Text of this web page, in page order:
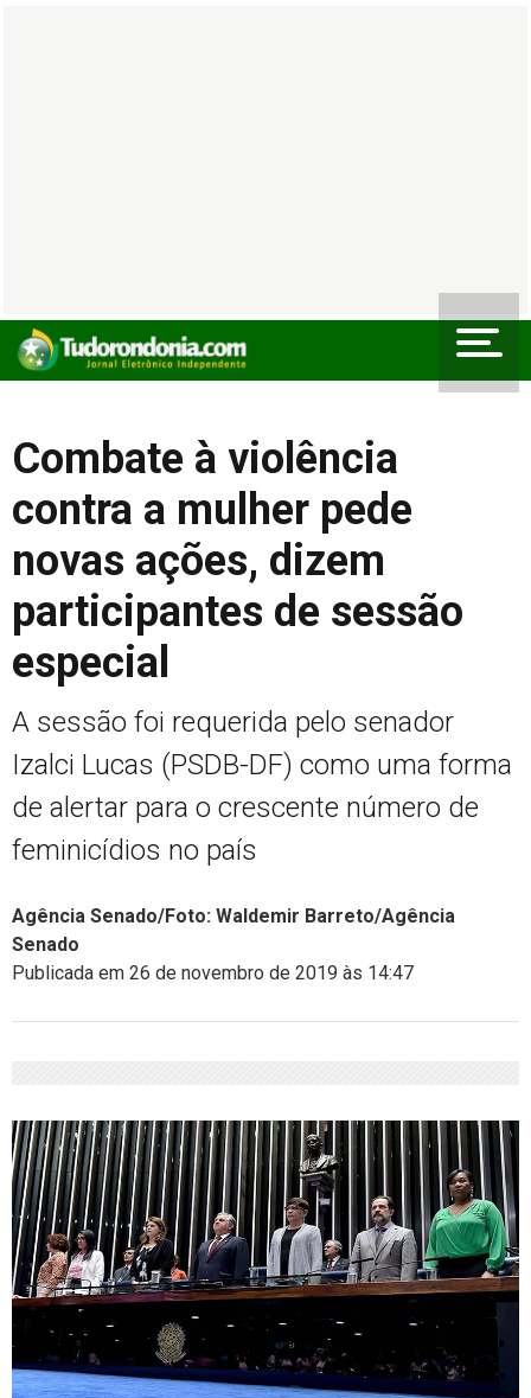
Combate à violência
contra a mulher pede
novas ações, dizem
participantes de sessão
especial
A sessão foi requerida pelo senador
Izalci Lucas (PSDB-DF) como uma forma
de alertar para o crescente número de
feminicídios no país
Agência Senado/Foto: Waldemir Barreto/Agência
Senado
Publicada em 26 de novembro de 2019 às 14:47